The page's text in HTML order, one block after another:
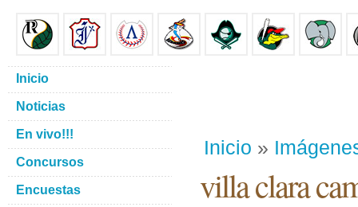
Inicio »
villa clara
Inicio
Noticias
En vivo!!!
Concursos
Encuestas